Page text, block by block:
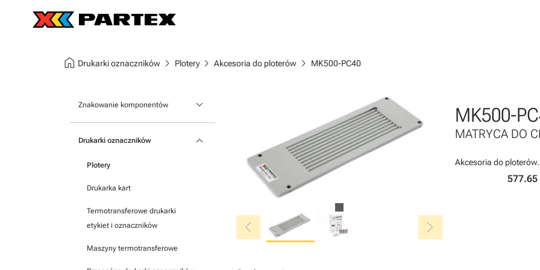
home Drukarki oznaczników chevron_right Ploterychevron_right Akcesoria do ploterów chevron_right MK500-PC40
Znakowanie komponentów keyboard_arrow_down
Drukarki oznaczników keyboard_arrow_down
Plotery
Drukarka kart
Termotransferowe drukarki
etykiet i oznaczników
Maszyny termotransferowe
chevron_left chevron_right
MK500-
MATRYCA DO
Akcesoria do ploterów.
577.65